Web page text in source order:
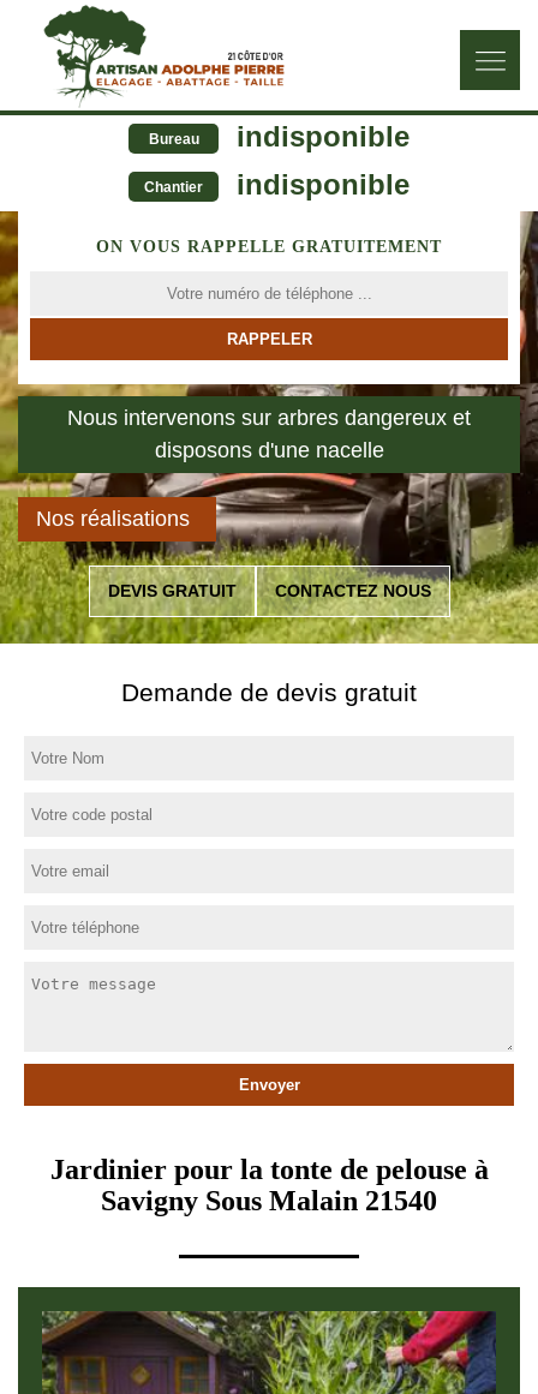
Bureau indisponible
Chantier indisponible
ON VOUS RAPPELLE GRATUITEMENT
Nous intervenons sur arbres dangereux et
disposons d'une nacelle
Nos réalisations
DEVIS GRATUIT CONTACTEZ NOUS
Demande de devis gratuit
Jardinier pour la tonte de pelouse à
Savigny Sous Malain 21540